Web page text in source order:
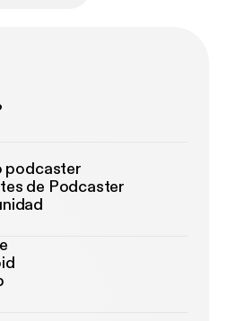
podcaster
de Podcaster